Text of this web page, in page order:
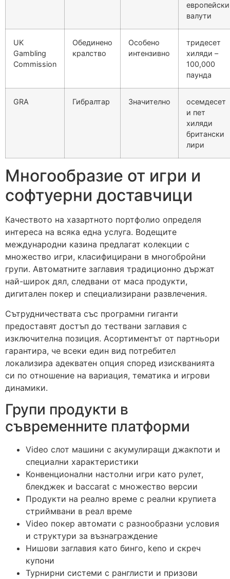
европейски
валути
UK
Gambling
Commission
Обединено
кралство
Особено
интензивно
тридесет
хиляди –
100,000
паунда
GRA Гибралтар Значително
осемдесет
и пет
хиляди
британски
лири
Многообразие от игри и
софтуерни доставчици
Качеството на хазартното портфолио определя
интереса на всяка една услуга. Водещите
международни казина предлагат колекции с
множество игри, класифицирани в многобройни
групи. Автоматните заглавия традиционно държат
най-широк дял, следвани от маса продукти,
дигитален покер и специализирани развлечения.
Сътрудничествата със програмни гиганти
предоставят достъп до тествани заглавия с
изключителна позиция. Асортиментът от партньори
гарантира, че всеки един вид потребител
локализира адекватен опция според изискванията
си по отношение на вариация, тематика и игрови
динамики.
Групи продукти в
съвременните платформи
Video слот машини с акумулиращи джакпоти и
специални характеристики
Конвенционални настолни игри като рулет,
блекджек и baccarat с множество версии
Продукти на реално време с реални крупиета
стриймвани в реал време
Video покер автомати с разнообразни условия
и структури за възнаграждение
Нишови заглавия като бинго, keno и скреч
купони
Турнирни системи с ранглисти и призови